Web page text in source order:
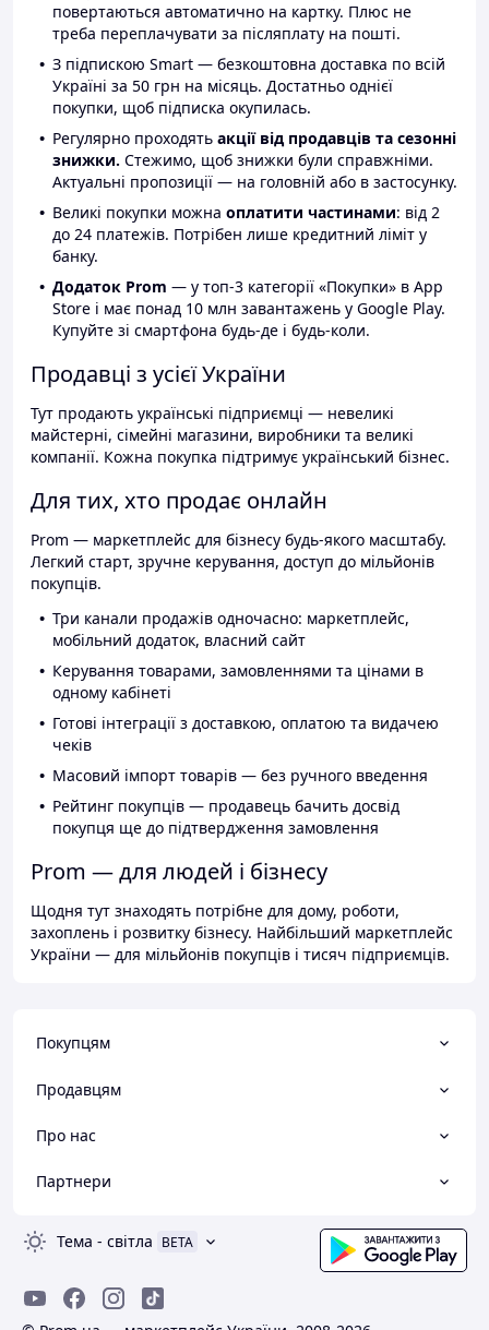
повертаються автоматично на картку. Плюс не
треба переплачувати за післяплату на пошті.
З підпискою Smart — безкоштовна доставка по всій
Україні за 50 грн на місяць. Достатньо однієї
покупки, щоб підписка окупилась.
Регулярно проходять акції від продавців та сезонні
знижки. Стежимо, щоб знижки були справжніми.
Актуальні пропозиції — на головній або в застосунку.
Великі покупки можна оплатити частинами: від 2
до 24 платежів. Потрібен лише кредитний ліміт у
банку.
Додаток Prom — у топ-3 категорії «Покупки» в App
Store і має понад 10 млн завантажень у Google Play.
Купуйте зі смартфона будь-де і будь-коли.
Продавці з усієї України
Тут продають українські підприємці — невеликі
майстерні, сімейні магазини, виробники та великі
компанії. Кожна покупка підтримує український бізнес.
Для тих, хто продає онлайн
Prom — маркетплейс для бізнесу будь-якого масштабу.
Легкий старт, зручне керування, доступ до мільйонів
покупців.
Три канали продажів одночасно: маркетплейс,
мобільний додаток, власний сайт
Керування товарами, замовленнями та цінами в
одному кабінеті
Готові інтеграції з доставкою, оплатою та видачею
чеків
Масовий імпорт товарів — без ручного введення
Рейтинг покупців — продавець бачить досвід
покупця ще до підтвердження замовлення
Prom — для людей і бізнесу
Щодня тут знаходять потрібне для дому, роботи,
захоплень і розвитку бізнесу. Найбільший маркетплейс
України — для мільйонів покупців і тисяч підприємців.
Покупцям
Продавцям
Про нас
Партнери
Тема - світла BETA